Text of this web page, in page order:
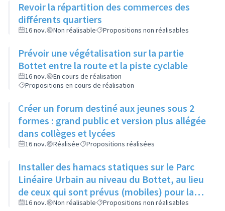
Revoir la répartition des commerces des
différents quartiers
16 nov. Non réalisable Propositions non réalisables
Prévoir une végétalisation sur la partie
Bottet entre la route et la piste cyclable
16 nov.
En cours de réalisation
Propositions en cours de réalisation
Créer un forum destiné aux jeunes sous 2
formes : grand public et version plus allégée
dans collèges et lycées
16 nov. Réalisée Propositions réalisées
Installer des hamacs statiques sur le Parc
Linéaire Urbain au niveau du Bottet, au lieu
de ceux qui sont prévus (mobiles) pour la
limiter la dangerosité
16 nov. Non réalisable Propositions non réalisables